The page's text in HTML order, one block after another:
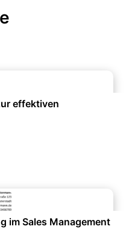
effektiven
im Sales Management